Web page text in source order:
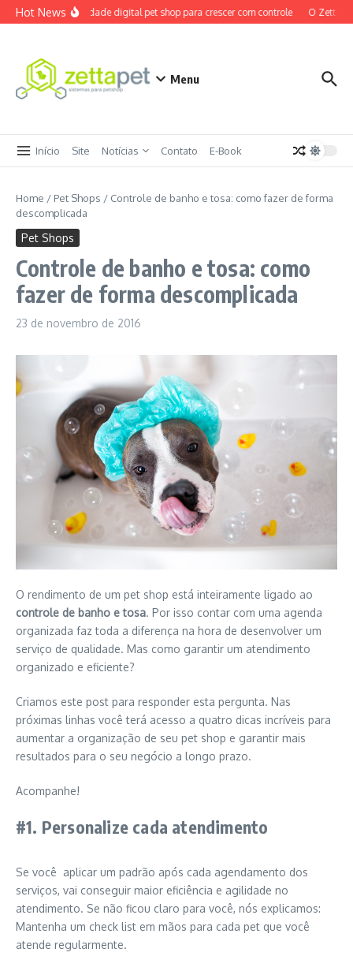
Ir para o conteúdo
Hot NewsMaturidade digital pet shop para crescer com controle O
Menu
Início Site Notícias Contato E-Book
Home / Pet Shops / Controle de banho e tosa: como fazer de forma
descomplicada
Pet Shops
Controle de banho e tosa: como
fazer de forma descomplicada
23 de novembro de 2016
O rendimento de um pet shop está inteiramente ligado ao
controle de banho e tosa. Por isso contar com uma agenda
organizada faz toda a diferença na hora de desenvolver um
serviço de qualidade. Mas como garantir um atendimento
organizado e eficiente?
Criamos este post para responder esta pergunta. Nas
próximas linhas você terá acesso a quatro dicas incríveis para
aumentar a organização de seu pet shop e garantir mais
resultados para o seu negócio a longo prazo.
Acompanhe!
#1. Personalize cada atendimento
Se você aplicar um padrão após cada agendamento dos
serviços, vai conseguir maior eficiência e agilidade no
atendimento. Se não ficou claro para você, nós explicamos:
Mantenha um check list em mãos para cada pet que você
atende regularmente.